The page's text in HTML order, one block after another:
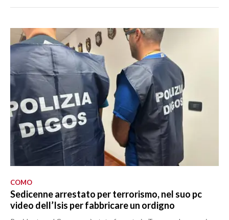
COMO
Sedicenne arrestato per terrorismo, nel suo pc
video dell’Isis per fabbricare un ordigno